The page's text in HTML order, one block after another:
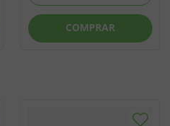
COMPRAR